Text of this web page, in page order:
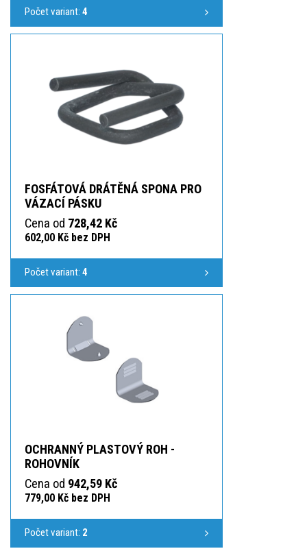
Počet variant: 4
FOSFÁTOVÁ DRÁTĚNÁ SPONA PRO
VÁZACÍ PÁSKU
Cena od 728,42 Kč
602,00 Kč bez DPH
Počet variant: 4
OCHRANNÝ PLASTOVÝ ROH -
ROHOVNÍK
Cena od 942,59 Kč
779,00 Kč bez DPH
Počet variant: 2